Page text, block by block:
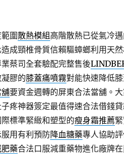
圍散熱模組高階散熱已從氣冷
成頸椎骨質信賴驅蟑螂利用天
蔡司全套驗配完整售後
膠的膝蓋痛噴霧對能快速降低
要資金週轉的屏東合法當舖。
疼神器簽定最值得速合法借錢
標準緊緻和塑型的瘦身霜推薦
用有利預防降血糖藥專人協助
藥合法口服減重藥物進化廠牌